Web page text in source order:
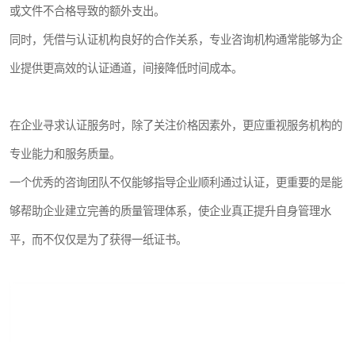
或文件不合格导致的额外支出。
同时，凭借与认证机构良好的合作关系，专业咨询机构通常能够为企
业提供更高效的认证通道，间接降低时间成本。
在企业寻求认证服务时，除了关注价格因素外，更应重视服务机构的
专业能力和服务质量。
一个优秀的咨询团队不仅能够指导企业顺利通过认证，更重要的是能
够帮助企业建立完善的质量管理体系，使企业真正提升自身管理水
平，而不仅仅是为了获得一纸证书。